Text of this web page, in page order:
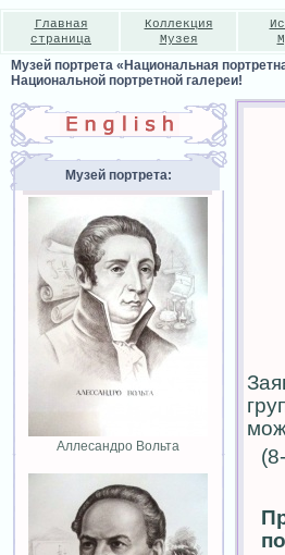
Главная
страница
Коллекция
Музея
Музей портрета «Национальная
Национальной портретной галереи!
Музей портрета:
Аллесандро Вольта